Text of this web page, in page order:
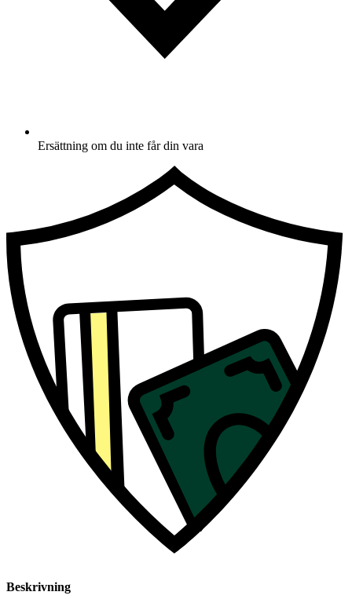
Ersättning om du inte får din vara
Beskrivning